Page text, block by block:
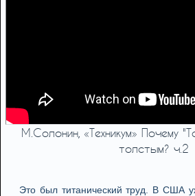
М.Солонин, «Техникум» Почему
толстым? ч.2
Это был титанический труд. В США